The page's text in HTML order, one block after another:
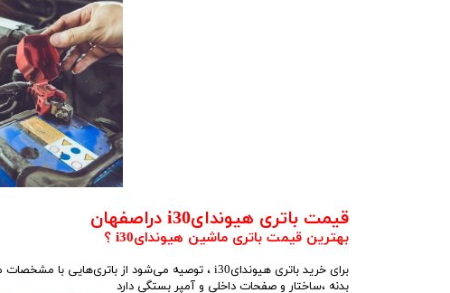
قیمت باتری هیوندایi30 دراصفهان
بهترین قیمت باتری ماشین هیوندایi30 ؟
بدنه ،ساختار و صفحات داخلی و آمپر بستگی دارد